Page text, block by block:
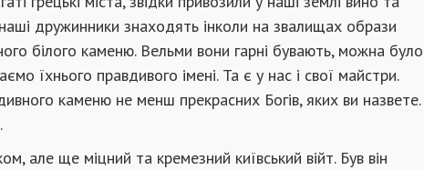
дружинники зна­ходять інколи на звалищах образи
білого каменю. Вельми вони гарні бувають, можна було
їхнього правдивого імені. Та є у нас і свої майстри.
каменю не менш прекрасних Богів, яких ви назвете.
але ще міцний та кремезний київський війт. Був він